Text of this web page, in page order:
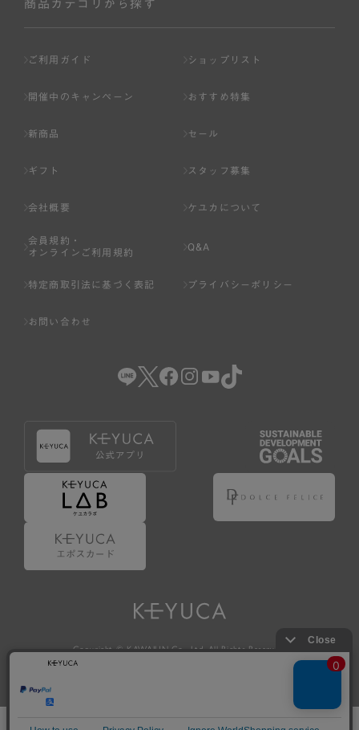
商品カテゴリから探す
ご利用ガイド ショップリスト
開催中のキャンペーン おすすめ特集
新商品 セール
ギフト スタッフ募集
会社概要 ケユカについて
会員規約・
オンラインご利用規約
Q&A
特定商取引法に基づく表記 プライバシーポリシー
お問い合わせ
Copyright © KAWAJUN Co., Ltd. All Rights Reserved.